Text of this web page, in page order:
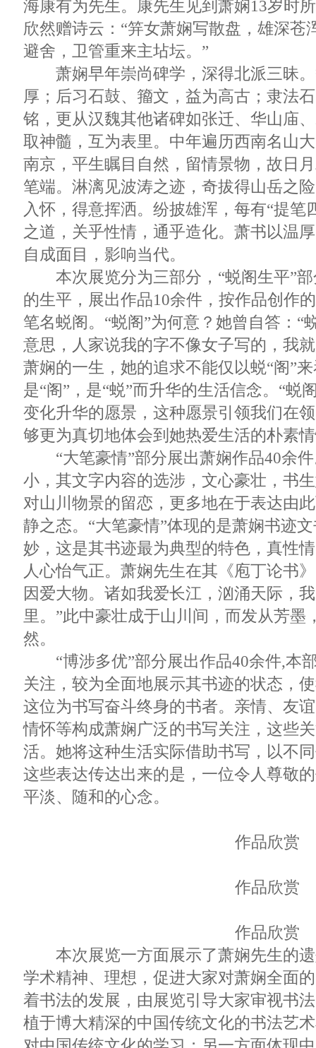
海康有为先生。康先生见到萧娴13岁时
欣然赠诗云：“笄女萧娴写散盘，雄深苍
避舍，卫管重来主坫坛。”
萧娴早年崇尚碑学，深得北派三昧。
厚；后习石鼓、籀文，益为高古；隶法
铭，更从汉魏其他诸碑如张迁、华山庙
取神髓，互为表里。中年遍历西南名山
南京，平生瞩目自然，留情景物，故日
笔端。淋漓见波涛之迹，奇拔得山岳之
入怀，得意挥洒。纷披雄浑，每有“提笔
之道，关乎性情，通乎造化。萧书以温
自成面目，影响当代。
本次展览分为三部分，“蜕阁生平”部
的生平，展出作品10余件，按作品创作
笔名蜕阁。“蜕阁”为何意？她曾自答：“
意思，人家说我的字不像女子写的，我
萧娴的一生，她的追求不能仅以蜕“阁”
是“阁”，是“蜕”而升华的生活信念。“蜕
变化升华的愿景，这种愿景引领我们在
够更为真切地体会到她热爱生活的朴素
“大笔豪情”部分展出萧娴作品40余件
小，其文字内容的选涉，文心豪壮，书
对山川物景的留恋，更多地在于表达由
静之态。“大笔豪情”体现的是萧娴书迹
妙，这是其书迹最为典型的特色，真性
人心怡气正。萧娴先生在其《庖丁论书
因爱大物。诸如我爱长江，汹涌天际，
里。”此中豪壮成于山川间，而发从芳墨
然。
“博涉多优”部分展出作品40余件,本
关注，较为全面地展示其书迹的状态，
这位为书写奋斗终身的书者。亲情、友
情怀等构成萧娴广泛的书写关注，这些
活。她将这种生活实际借助书写，以不
这些表达传达出来的是，一位令人尊敬
平淡、随和的心念。
作品欣赏
作品欣赏
作品欣赏
本次展览一方面展示了萧娴先生的遗
学术精神、理想，促进大家对萧娴全面
着书法的发展，由展览引导大家审视书
植于博大精深的中国传统文化的书法艺